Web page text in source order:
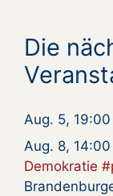
Die
Aug. 5, 19:00
Aug. 8, 14:00
Demokratie